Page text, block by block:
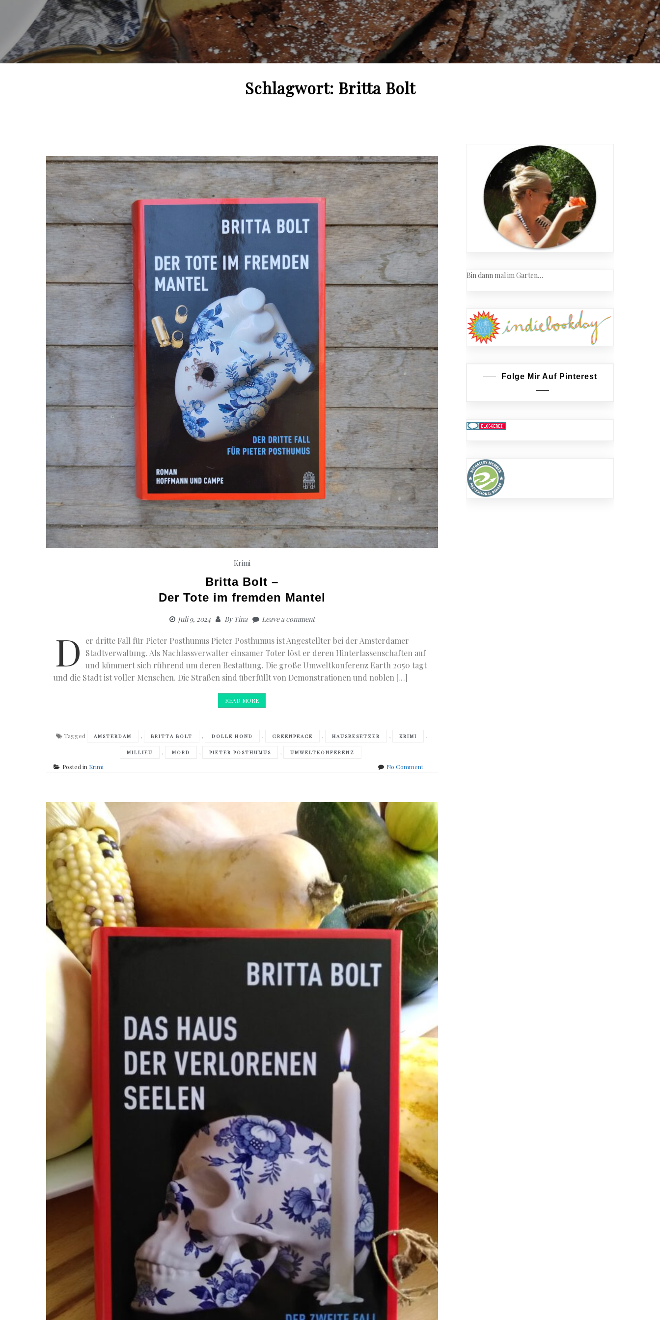
Schlagwort: Britta Bolt
Krimi
Britta Bolt –
Der Tote im fremden Mantel
Juli 9, 2024 ByTina Leave a comment
D
er dritte Fall für Pieter Posthumus Pieter Posthumus ist Angestellter bei der Amsterdamer
Stadtverwaltung. Als Nachlassverwalter einsamer Toter löst er deren Hinterlassenschaften auf
und kümmert sich rührend um deren Bestattung. Die große Umweltkonferenz Earth 2050 tagt
und die Stadt ist voller Menschen. Die Straßen sind überfüllt von Demonstrationen und noblen […]
READ MORE
Tagged AMSTERDAM , BRITTA BOLT , DOLLE HOND , GREENPEACE , HAUSBESETZER , KRIMI ,
MILLIEU , MORD , PIETER POSTHUMUS , UMWELTKONFERENZ
Posted in Krimi No Commenton
Der
Tote
Mantel
Bin dann mal im Garten…
Folge Mir Auf Pinterest